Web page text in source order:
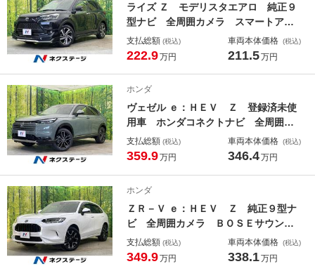
ライズ Ｚ モデリスタエアロ 純正９
型ナビ 全周囲カメラ スマートアシ
スト レーダークルーズ 禁煙車 シ
ートヒーター ブラインドスポットモ
支払総額 (税込)
222.9万円
車両本体価格 (税込)
211.5万円
ホンダ
ヴェゼル ｅ：ＨＥＶ Ｚ 登録済未使
用車 ホンダコネクトナビ 全周囲カ
メラ 衝突被害軽減 電動リアゲー
ト シートヒーター Ｂｌｕｅｔｏｏ
８インチＡＷ
支払総額 (税込)
359.9万円
車両本体価格 (税込)
346.4万円
ホンダ
ＺＲ－Ｖ ｅ：ＨＥＶ Ｚ 純正９型ナ
ビ 全周囲カメラ ＢＯＳＥサウン
ド 寒冷地仕様 衝突被害軽減システ
ム 渋滞追従クルコン 禁煙車 電動
支払総額 (税込)
349.9万円
車両本体価格 (税込)
338.1万円